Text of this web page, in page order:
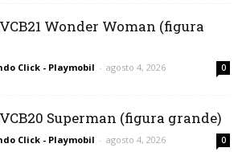
Wonder Woman (figura
Click - Playmobil - agosto 4, 2026 0
Superman (figura grande)
Click - Playmobil - agosto 4, 2026 0